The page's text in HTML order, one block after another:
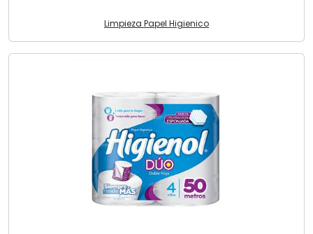
Limpieza Papel Higienico